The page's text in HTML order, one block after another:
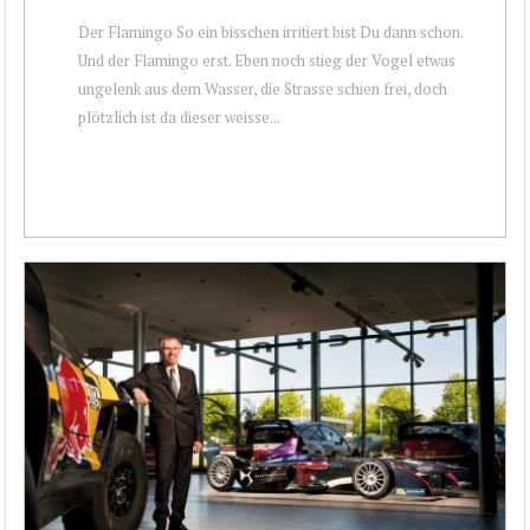
Der Flamingo So ein bisschen irritiert bist Du dann schon.
Und der Flamingo erst. Eben noch stieg der Vogel etwas
ungelenk aus dem Wasser, die Strasse schien frei, doch
plötzlich ist da dieser weisse...